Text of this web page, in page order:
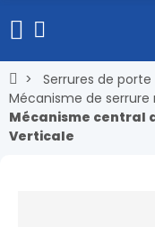
Serrures de porte
Mécanisme de
Mécanisme central
Verticale